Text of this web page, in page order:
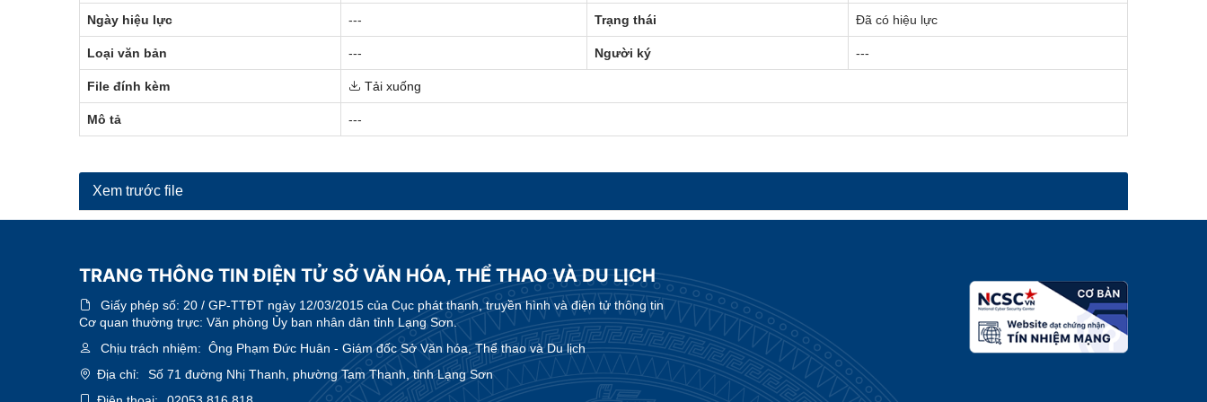
Ngày hiệu lực --- Trạng thái Đã có hiệu lực
Loại văn bản --- Người ký ---
File đính kèm Tải xuống
Mô tả ---
Xem trước file
TRANG THÔNG TIN ĐIỆN TỬ SỞ VĂN HÓA, THỂ THAO VÀ DU LỊCH
Giấy phép số: 20 / GP-TTĐT ngày 12/03/2015 của Cục phát thanh, truyền hình và điện tử thông tin
Cơ quan thường trực: Văn phòng Ủy ban nhân dân tỉnh Lạng Sơn.
Chịu trách nhiệm: Ông Phạm Đức Huân - Giám đốc Sở Văn hóa, Thể thao và Du lịch
Địa chỉ:
Số 71 đường Nhị Thanh, phường Tam Thanh, tỉnh Lạng Sơn